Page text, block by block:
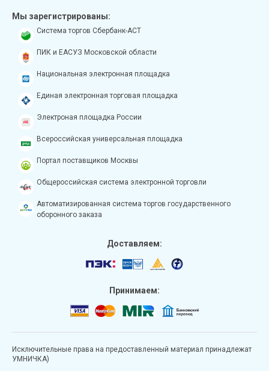
Мы зарегистрированы:
Система торгов Сбербанк-АСТ
ПИК и ЕАСУЗ Московской области
Национальная электронная площадка
Единая электронная торговая площадка
Электроная площадка России
Всероссийская универсальная площадка
Портал поставщиков Москвы
Общероссийская система электронной торговли
Автоматизированная система торгов государственного
оборонного заказа
Доставляем:
Принимаем:
Исключительные права на предоставленный материал принадлежат
УМНИЧКА)